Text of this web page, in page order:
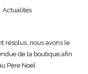
Actualités
résolus, nous avons le
de la boutique afin
Père Noël.